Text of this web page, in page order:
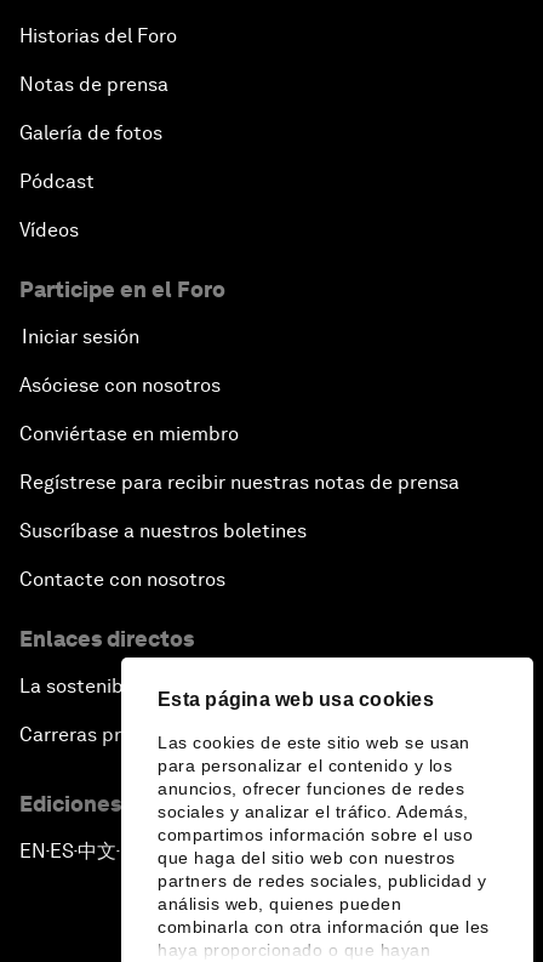
Esta página web usa cookies
Las cookies de este sitio web se usan
para personalizar el contenido y los
anuncios, ofrecer funciones de redes
sociales y analizar el tráfico. Además,
compartimos información sobre el uso
que haga del sitio web con nuestros
partners de redes sociales, publicidad y
análisis web, quienes pueden
combinarla con otra información que les
haya proporcionado o que hayan
Historias del Foro
Notas de prensa
Galería de fotos
Pódcast
Vídeos
Participe en el Foro
Iniciar sesión
Asóciese con nosotros
Conviértase en miembro
Regístrese para recibir nuestras notas de prensa
Suscríbase a nuestros boletines
Contacte con nosotros
Enlaces directos
La sostenibilidad en el Foro
Carreras profesionales
Ediciones en otros idiomas
EN ▪ES▪中文▪ 日本語